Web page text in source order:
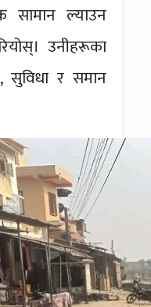
सामान ल्याउन
उनीहरूका
सुविधा र समान